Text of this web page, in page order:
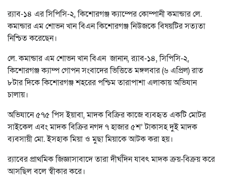
র‌্যাব-১৪ এর সিপিসি-২, কিশোরগঞ্জ ক্যাম্পের কোম্পানী কমান্ডার লে.
কমান্ডার এম শোভন খান বিএন কিশোরগঞ্জ নিউজকে বিষয়টির সত্যতা
নিশ্চিত করেছেন।
লে. কমান্ডার এম শোভন খান বিএন জানান, র‌্যাব-১৪, সিপিসি-২,
কিশোরগঞ্জ ক্যাম্প গোপন সংবাদের ভিত্তিতে মঙ্গলবার (৬ এপ্রিল) রাত
৮টার দিকে কিশোরগঞ্জ শহরের পশ্চিম তারাপাশা এলাকায় অভিযান
চালায়।
অভিযানে ৫৭৫ পিস ইয়াবা, মাদক বিক্রির কাজে ব্যবহৃত একটি মোটর
সাইকেল এবং মাদক বিক্রির নগদ ৭ হাজার ৫শ’ টাকাসহ দুই মাদক
ব্যবসায়ী মো. ইসহাক মিয়া ও মুছা মিয়াকে আটক করা হয়।
র‌্যাবের প্রাথমিক জিজ্ঞাসাবাদে তারা দীর্ঘদিন যাবৎ মাদক ক্রয়-বিক্রয় করে
আসছিল বলে স্বীকার করে।